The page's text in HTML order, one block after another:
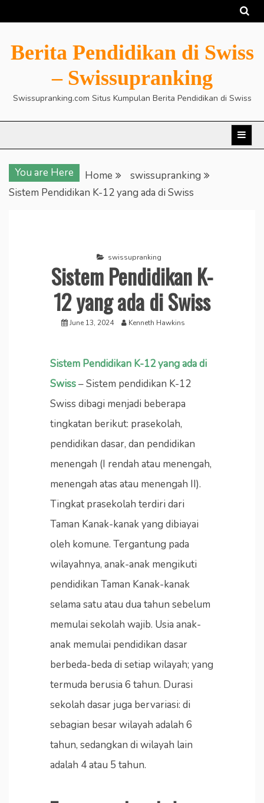
to
Berita Pendidikan di Swiss
– Swissupranking
Swissupranking.com Situs Kumpulan Berita Pendidikan di Swiss
You are Here Home
swissupranking
Sistem Pendidikan K-12 yang ada di Swiss
swissupranking
Sistem Pendidikan K-
12 yang ada di Swiss
June 13, 2024 Kenneth Hawkins
Sistem Pendidikan K-12 yang ada di
Swiss– Sistem pendidikan K-12
Swiss dibagi menjadi beberapa
tingkatan berikut: prasekolah,
pendidikan dasar, dan pendidikan
menengah (I rendah atau menengah,
menengah atas atau menengah II).
Tingkat prasekolah terdiri dari
Taman Kanak-kanak yang dibiayai
oleh komune. Tergantung pada
wilayahnya, anak-anak mengikuti
pendidikan Taman Kanak-kanak
selama satu atau dua tahun sebelum
memulai sekolah wajib. Usia anak-
anak memulai pendidikan dasar
berbeda-beda di setiap wilayah; yang
termuda berusia 6 tahun. Durasi
sekolah dasar juga bervariasi: di
sebagian besar wilayah adalah 6
tahun, sedangkan di wilayah lain
adalah 4 atau 5 tahun.